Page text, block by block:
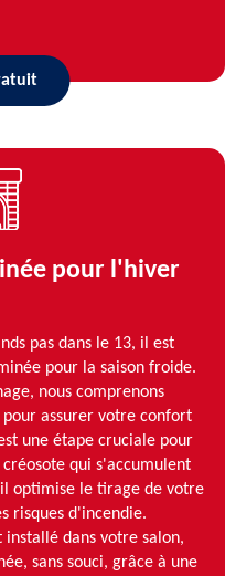
pour l'hiver
pas dans le 13, il est
pour la saison froide.
nous comprenons
assurer votre confort
une étape cruciale pour
qui s'accumulent
optimise le tirage de votre
risques d'incendie.
installé dans votre salon,
sans souci, grâce à une